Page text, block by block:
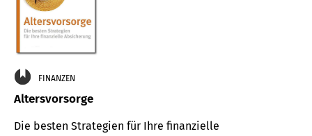
FINANZEN
Altersvorsorge
Die besten Strategien für Ihre finanzielle